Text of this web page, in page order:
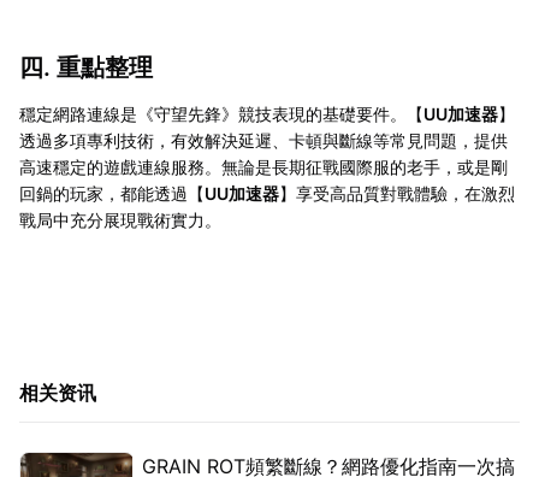
四. 重點整理
穩定網路連線是《守望先鋒》競技表現的基礎要件。【UU加速器】
透過多項專利技術，有效解決延遲、卡頓與斷線等常見問題，提供
高速穩定的遊戲連線服務。無論是長期征戰國際服的老手，或是剛
回鍋的玩家，都能透過【UU加速器】享受高品質對戰體驗，在激烈
戰局中充分展現戰術實力。
相关资讯
GRAIN ROT頻繁斷線？網路優化指南一次搞